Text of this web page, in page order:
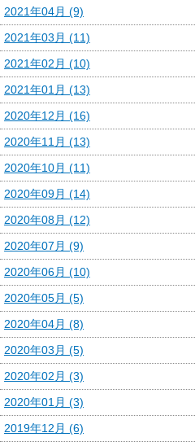
2021年04月 (9)
2021年03月 (11)
2021年02月 (10)
2021年01月 (13)
2020年12月 (16)
2020年11月 (13)
2020年10月 (11)
2020年09月 (14)
2020年08月 (12)
2020年07月 (9)
2020年06月 (10)
2020年05月 (5)
2020年04月 (8)
2020年03月 (5)
2020年02月 (3)
2020年01月 (3)
2019年12月 (6)